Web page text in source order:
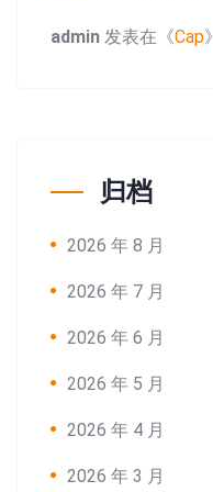
admin 发表在《Cap》
归档
2026 年 8 月
2026 年 7 月
2026 年 6 月
2026 年 5 月
2026 年 4 月
2026 年 3 月